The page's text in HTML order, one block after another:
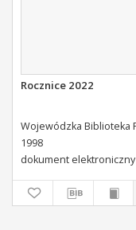
Rocznice 2022
1998
dokument elektroniczny